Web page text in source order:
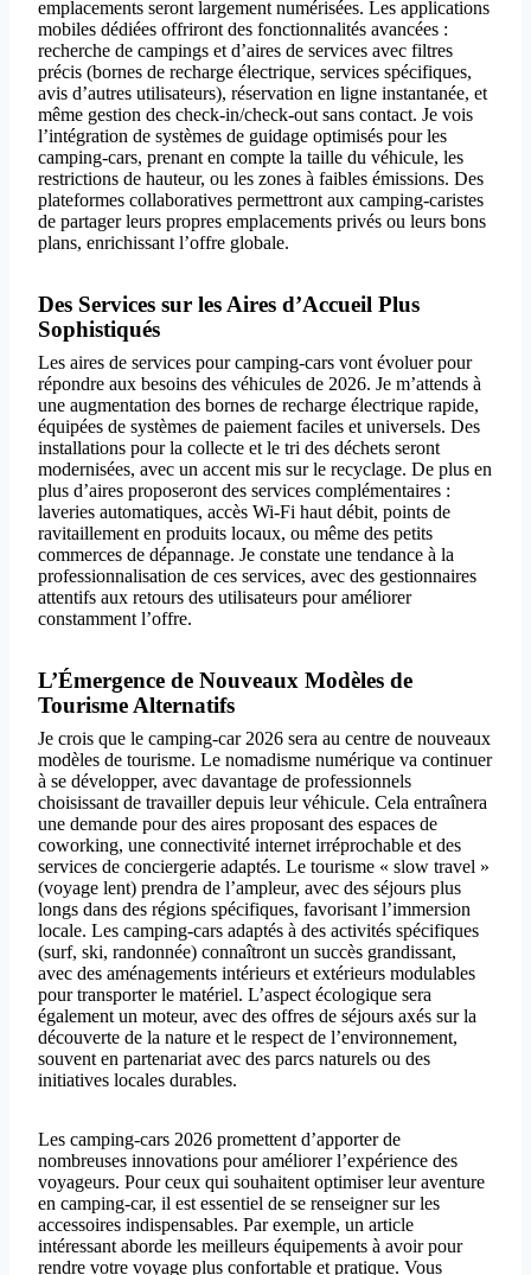
emplacements seront largement numérisées. Les applications
mobiles dédiées offriront des fonctionnalités avancées :
recherche de campings et d’aires de services avec filtres
précis (bornes de recharge électrique, services spécifiques,
avis d’autres utilisateurs), réservation en ligne instantanée, et
même gestion des check-in/check-out sans contact. Je vois
l’intégration de systèmes de guidage optimisés pour les
camping-cars, prenant en compte la taille du véhicule, les
restrictions de hauteur, ou les zones à faibles émissions. Des
plateformes collaboratives permettront aux camping-caristes
de partager leurs propres emplacements privés ou leurs bons
plans, enrichissant l’offre globale.
Des Services sur les Aires d’Accueil Plus
Sophistiqués
Les aires de services pour camping-cars vont évoluer pour
répondre aux besoins des véhicules de 2026. Je m’attends à
une augmentation des bornes de recharge électrique rapide,
équipées de systèmes de paiement faciles et universels. Des
installations pour la collecte et le tri des déchets seront
modernisées, avec un accent mis sur le recyclage. De plus en
plus d’aires proposeront des services complémentaires :
laveries automatiques, accès Wi-Fi haut débit, points de
ravitaillement en produits locaux, ou même des petits
commerces de dépannage. Je constate une tendance à la
professionnalisation de ces services, avec des gestionnaires
attentifs aux retours des utilisateurs pour améliorer
constamment l’offre.
L’Émergence de Nouveaux Modèles de
Tourisme Alternatifs
Je crois que le camping-car 2026 sera au centre de nouveaux
modèles de tourisme. Le nomadisme numérique va continuer
à se développer, avec davantage de professionnels
choisissant de travailler depuis leur véhicule. Cela entraînera
une demande pour des aires proposant des espaces de
coworking, une connectivité internet irréprochable et des
services de conciergerie adaptés. Le tourisme « slow travel »
(voyage lent) prendra de l’ampleur, avec des séjours plus
longs dans des régions spécifiques, favorisant l’immersion
locale. Les camping-cars adaptés à des activités spécifiques
(surf, ski, randonnée) connaîtront un succès grandissant,
avec des aménagements intérieurs et extérieurs modulables
pour transporter le matériel. L’aspect écologique sera
également un moteur, avec des offres de séjours axés sur la
découverte de la nature et le respect de l’environnement,
souvent en partenariat avec des parcs naturels ou des
initiatives locales durables.
Les camping-cars 2026 promettent d’apporter de
nombreuses innovations pour améliorer l’expérience des
voyageurs. Pour ceux qui souhaitent optimiser leur aventure
en camping-car, il est essentiel de se renseigner sur les
accessoires indispensables. Par exemple, un article
intéressant aborde les meilleurs équipements à avoir pour
rendre votre voyage plus confortable et pratique. Vous